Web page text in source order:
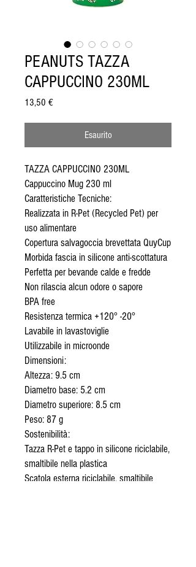
PEANUTS TAZZA
CAPPUCCINO 230ML
13,50 €Prezzo
Esaurito
TAZZA CAPPUCCINO 230ML
Cappuccino Mug 230 ml
Caratteristiche Tecniche:
Realizzata in R-Pet (Recycled Pet) per
uso alimentare
Copertura salvagoccia brevettata QuyCup
Morbida fascia in silicone anti-scottatura
Perfetta per bevande calde e fredde
Non rilascia alcun odore o sapore
BPA free
Resistenza termica +120° -20°
Lavabile in lavastoviglie
Utilizzabile in microonde
Dimensioni:
Altezza: 9.5 cm
Diametro base: 5.2 cm
Diametro superiore: 8.5 cm
Peso: 87 g
Sostenibilità:
Tazza R-Pet e tappo in silicone riciclabile,
smaltibile nella plastica
Scatola esterna riciclabile, smaltibile